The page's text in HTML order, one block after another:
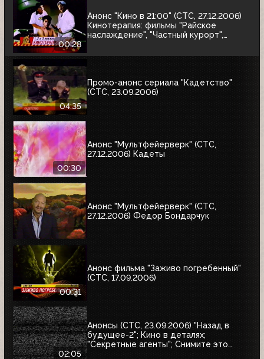
00:28
Анонс "Кино в 21:00" (СТС, 27.12.2006)
Кинотерапия: фильмы "Райское
наслаждение", "Частный курорт",
04:35
Промо-анонс сериала "Кадетство"
(СТС, 23.09.2006)
00:30
Анонс "Мультфейерверк" (СТС,
27.12.2006) Кадеты
Анонс "Мультфейерверк" (СТС,
27.12.2006) Федор Бондарчук
00:31
Анонс фильма "Заживо погребенный"
(СТС, 17.09.2006)
02:05
Анонсы (СТС, 23.09.2006) "Назад в
будущее-2"; Кино в деталях;
"Секретные агенты"; Снимите это